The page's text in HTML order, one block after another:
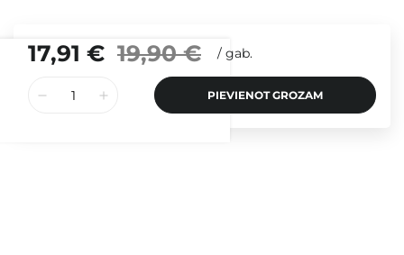
17,91 € 19,90 € / gab.
PIEVIENOT GROZAM